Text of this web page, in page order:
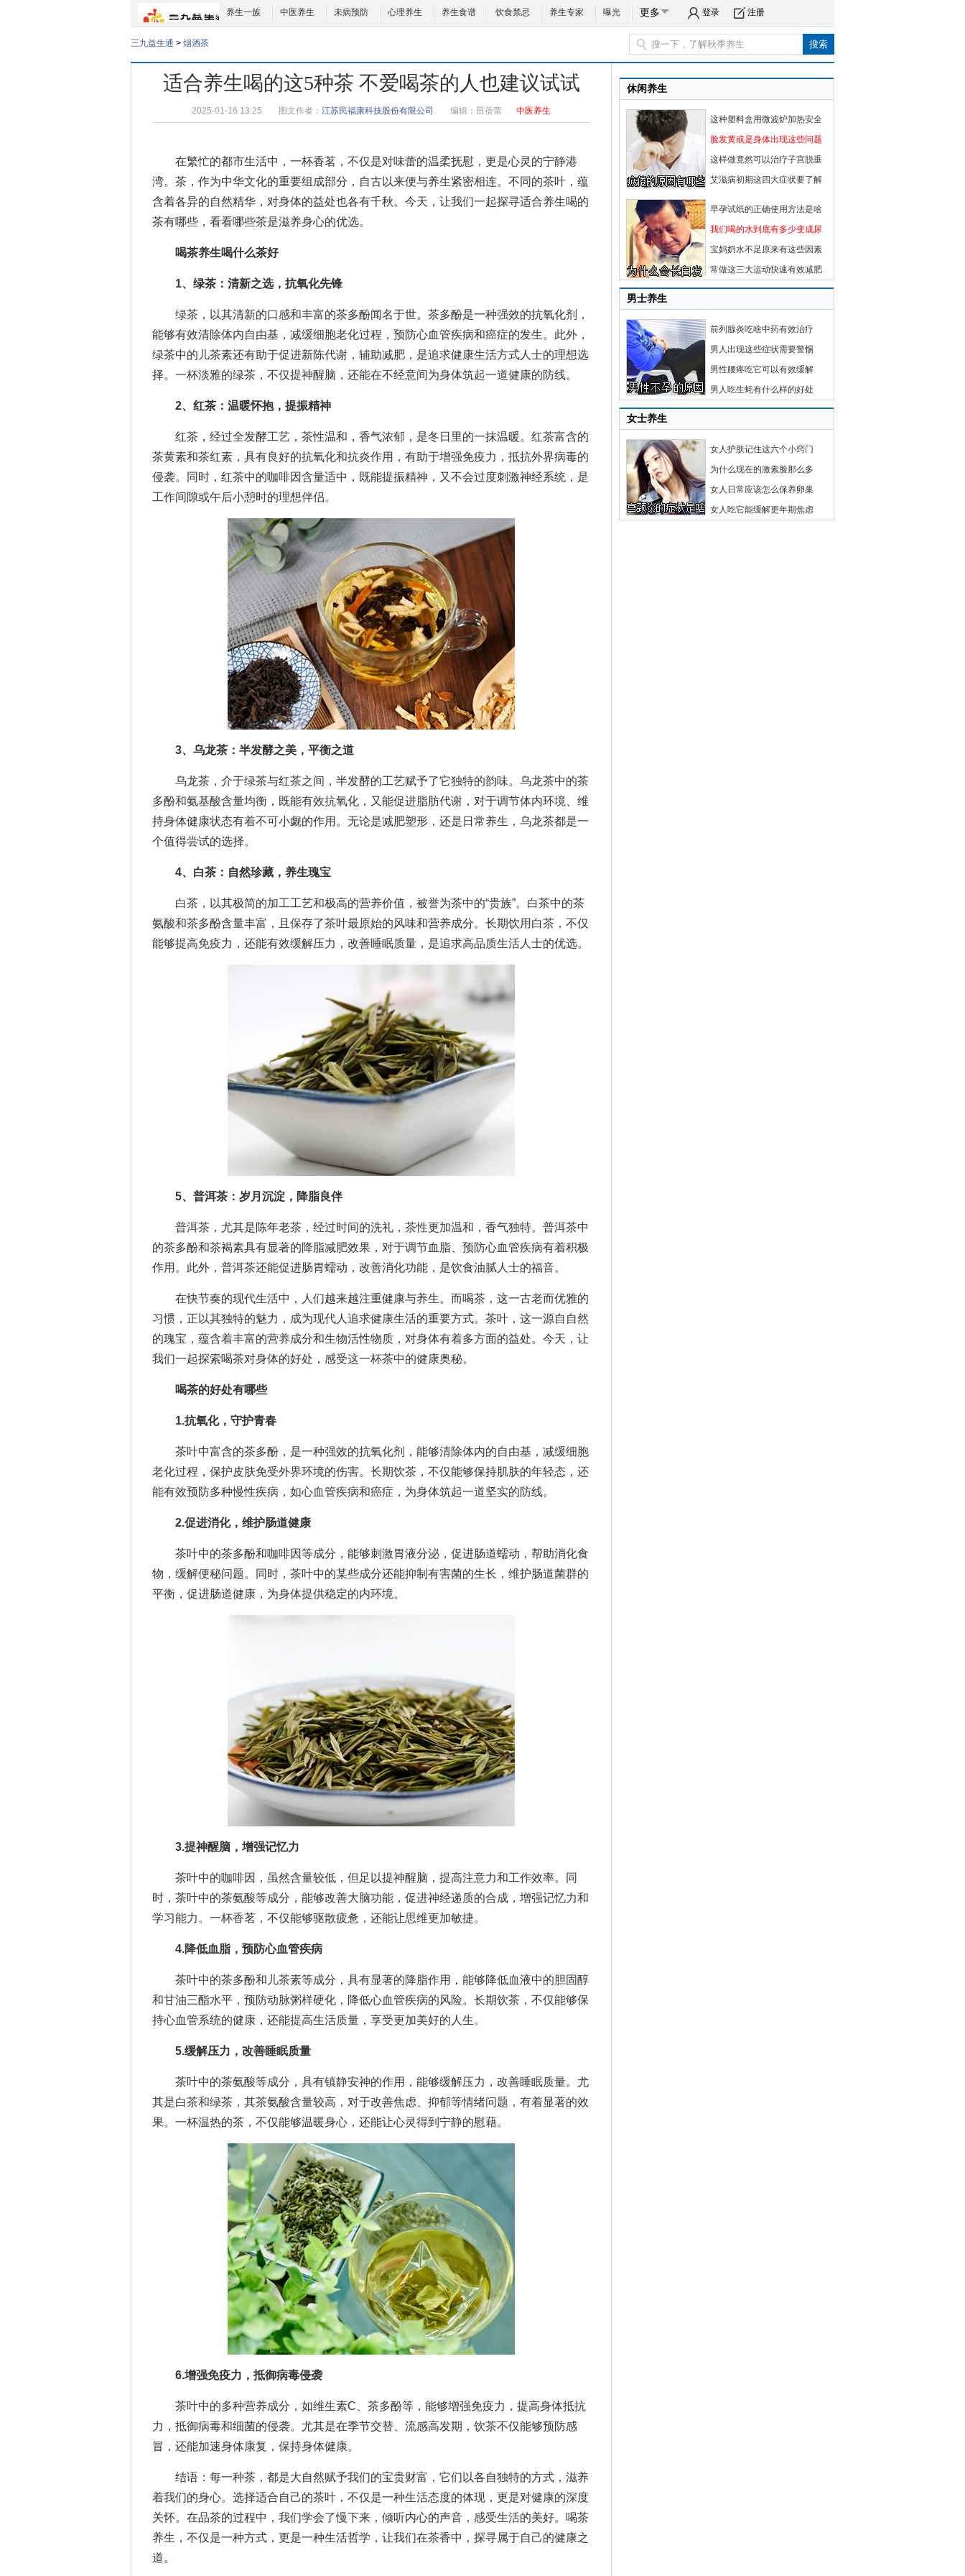
养生一族 中医养生 未病预防 心理养生 养生食谱 饮食禁忌 养生专家 曝光 更多 登录 注册
三九益生通 > 烟酒茶
适合养生喝的这5种茶 不爱喝茶的人也建议试试
2025-01-16 13:25 图文作者： 江苏民福康科技股份有限公司 编辑： 田蓓蕾 中医养生
在繁忙的都市生活中，一杯香茗，不仅是对味蕾的温柔抚慰，更是心灵的宁静港
湾。茶，作为中华文化的重要组成部分，自古以来便与养生紧密相连。不同的茶叶，蕴
含着各异的自然精华，对身体的益处也各有千秋。今天，让我们一起探寻适合养生喝的
茶有哪些 ，看看哪些茶是滋养身心的优选。
喝茶养生喝什么茶好
1、绿茶：清新之选，抗氧化先锋
绿茶，以其清新的口感和丰富的茶多酚闻名于世。茶多酚是一种强效的抗氧化剂，
能够有效清除体内自由基，减缓细胞老化过程，预防心血管疾病和癌症的发生。此外，
绿茶中的儿茶素还有助于促进新陈代谢，辅助减肥，是追求健康生活方式人士的理想选
择。一杯淡雅的绿茶，不仅提神醒脑，还能在不经意间为身体筑起一道健康的防线。
2、红茶：温暖怀抱，提振精神
红茶，经过全发酵工艺，茶性温和，香气浓郁，是冬日里的一抹温暖。红茶富含的
茶黄素和茶红素，具有良好的抗氧化和抗炎作用，有助于增强免疫力，抵抗外界病毒的
侵袭。同时，红茶中的咖啡因含量适中，既能提振精神，又不会过度刺激神经系统，是
工作间隙或午后小憩时的理想伴侣。
3、乌龙茶：半发酵之美，平衡之道
乌龙茶，介于绿茶与红茶之间，半发酵的工艺赋予了它独特的韵味。乌龙茶中的茶
多酚和氨基酸含量均衡，既能有效抗氧化，又能促进脂肪代谢，对于调节体内环境、维
持身体健康状态有着不可小觑的作用。无论是减肥塑形，还是日常养生，乌龙茶都是一
个值得尝试的选择。
4、白茶：自然珍藏，养生瑰宝
白茶，以其极简的加工工艺和极高的营养价值，被誉为茶中的“贵族”。白茶中的茶
氨酸和茶多酚含量丰富，且保存了茶叶最原始的风味和营养成分。长期饮用白茶，不仅
能够提高免疫力，还能有效缓解压力，改善睡眠质量，是追求高品质生活人士的优选。
5、普洱茶：岁月沉淀，降脂良伴
普洱茶，尤其是陈年老茶，经过时间的洗礼，茶性更加温和，香气独特。普洱茶中
的茶多酚和茶褐素具有显著的降脂减肥效果，对于调节血脂、预防心血管疾病有着积极
作用。此外，普洱茶还能促进肠胃蠕动，改善消化功能，是饮食油腻人士的福音。
在快节奏的现代生活中，人们越来越注重健康与养生。而喝茶，这一古老而优雅的
习惯，正以其独特的魅力，成为现代人追求健康生活的重要方式。茶叶，这一源自自然
的瑰宝，蕴含着丰富的营养成分和生物活性物质，对身体有着多方面的益处。今天，让
我们一起探索喝茶对身体的好处，感受这一杯茶中的健康奥秘。
喝茶的好处有哪些
1.抗氧化，守护青春
茶叶中富含的茶多酚，是一种强效的抗氧化剂，能够清除体内的自由基，减缓细胞
老化过程，保护皮肤免受外界环境的伤害。长期饮茶，不仅能够保持肌肤的年轻态，还
能有效预防多种慢性疾病，如心血管疾病和癌症，为身体筑起一道坚实的防线。
2.促进消化，维护肠道健康
茶叶中的茶多酚和咖啡因等成分，能够刺激胃液分泌，促进肠道蠕动，帮助消化食
物，缓解便秘问题。同时，茶叶中的某些成分还能抑制有害菌的生长，维护肠道菌群的
平衡，促进肠道健康，为身体提供稳定的内环境。
3.提神醒脑，增强记忆力
茶叶中的咖啡因，虽然含量较低，但足以提神醒脑，提高注意力和工作效率。同
时，茶叶中的茶氨酸等成分，能够改善大脑功能，促进神经递质的合成，增强记忆力和
学习能力。一杯香茗，不仅能够驱散疲惫，还能让思维更加敏捷。
4.降低血脂，预防心血管疾病
茶叶中的茶多酚和儿茶素等成分，具有显著的降脂作用，能够降低血液中的胆固醇
和甘油三酯水平，预防动脉粥样硬化，降低心血管疾病的风险。长期饮茶，不仅能够保
持心血管系统的健康，还能提高生活质量，享受更加美好的人生。
5.缓解压力，改善睡眠质量
茶叶中的茶氨酸等成分，具有镇静安神的作用，能够缓解压力，改善睡眠质量。尤
其是白茶和绿茶，其茶氨酸含量较高，对于改善焦虑、抑郁等情绪问题，有着显著的效
果。一杯温热的茶，不仅能够温暖身心，还能让心灵得到宁静的慰藉。
6.增强免疫力，抵御病毒侵袭
茶叶中的多种营养成分，如维生素C、茶多酚等，能够增强免疫力，提高身体抵抗
力，抵御病毒和细菌的侵袭。尤其是在季节交替、流感高发期，饮茶不仅能够预防感
冒，还能加速身体康复，保持身体健康。
结语：每一种茶，都是大自然赋予我们的宝贵财富，它们以各自独特的方式，滋养
着我们的身心。选择适合自己的茶叶，不仅是一种生活态度的体现，更是对健康的深度
关怀。在品茶的过程中，我们学会了慢下来，倾听内心的声音，感受生活的美好。喝茶
养生，不仅是一种方式，更是一种生活哲学，让我们在茶香中，探寻属于自己的健康之
道。
休闲养生
这种塑料盒用微波炉加热安全
脸发黄或是身体出现这些问题
这样做竟然可以治疗子宫脱垂
艾滋病初期这四大症状要了解
早孕试纸的正确使用方法是啥
我们喝的水到底有多少变成尿
宝妈奶水不足原来有这些因素
常做这三大运动快速有效减肥
男士养生
前列腺炎吃啥中药有效治疗
男人出现这些症状需要警惕
男性腰疼吃它可以有效缓解
男人吃生蚝有什么样的好处
女士养生
女人护肤记住这六个小窍门
为什么现在的激素脸那么多
女人日常应该怎么保养卵巢
女人吃它能缓解更年期焦虑